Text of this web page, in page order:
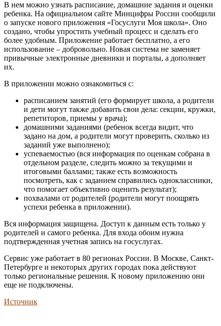
В нем можно узнать расписание, домашние задания и оценки
ребенка. На официальном сайте Минцифры России сообщили
о запуске нового приложения «Госуслуги Моя школа». Оно
создано, чтобы упростить учебный процесс и сделать его
более удобным. Приложение работает бесплатно, а его
использование – добровольно. Новая система не заменяет
привычные электронные дневники и порталы, а дополняет
их.
В приложении можно ознакомиться с:
расписанием занятий (его формирует школа, а родители
и дети могут также добавить свои дела: секции, кружки,
репетиторов, приемы у врача);
домашними заданиями (ребенок всегда видит, что
задано на дом, а родители могут проверить, сколько из
заданий уже выполнено);
успеваемостью (вся информация по оценкам собрана в
отдельном разделе, следить можно за текущими и
итоговыми баллами; также есть возможность
посмотреть, как с заданием справились одноклассники,
что помогает объективно оценить результат);
похвалами от родителей (родители могут поощрять
успехи ребенка в приложении).
Вся информация защищена. Доступ к данным есть только у
родителей и самого ребенка. Для входа обоим нужна
подтвержденная учетная запись на госуслугах.
Сервис уже работает в 80 регионах России. В Москве, Санкт-
Петербурге и некоторых других городах пока действуют
только региональные решения. К новому приложению они
еще не подключены.
Источник